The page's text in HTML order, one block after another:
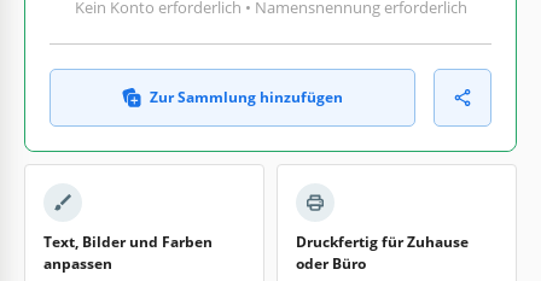
Kein Konto erforderlich • Namensnennung erforderlich
Zur Sammlung hinzufügen
Text, Bilder und Farben
anpassen
Druckfertig für Zuhause
oder Büro